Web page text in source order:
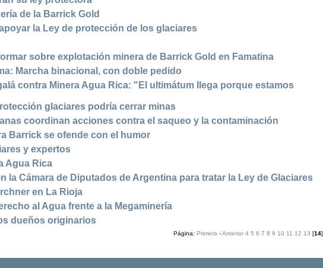
de la Barrick Gold
la Ley de protección de los glaciares
sobre explotación minera de Barrick Gold en Famatina
Marcha binacional, con doble pedido
contra Minera Agua Rica: "El ultimátum llega porque estamos
glaciares podría cerrar minas
coordinan acciones contra el saqueo y la contaminación
Barrick se ofende con el humor
y expertos
Agua Rica
la Cámara de Diputados de Argentina para tratar la Ley de Glaciares
en La Rioja
al Agua frente a la Megaminería
dueños originarios
Página: Primera-Anterior 4 5 6 7 8 9 10 11 12 13 [14]